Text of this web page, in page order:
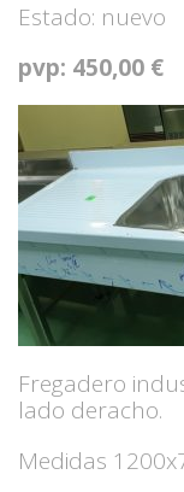
Estado: nuevo
pvp: 450,00 €
Fregadero
lado deracho.
Medidas